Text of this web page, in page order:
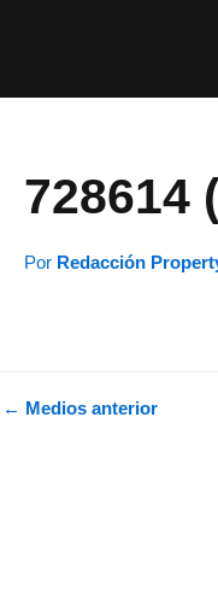
728614
Por Redacción
← Medios anterior